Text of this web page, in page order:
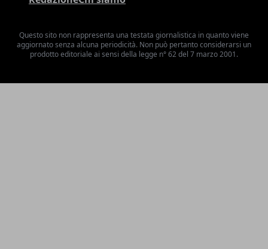
Questo sito non rappresenta una testata giornalistica in quanto viene
aggiornato senza alcuna periodicità. Non può pertanto considerarsi un
prodotto editoriale ai sensi della legge n° 62 del 7 marzo 2001.